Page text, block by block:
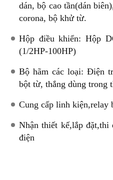
dán, bộ cao tần(dán
corona, bộ khử từ.
Hộp điều khiển: Hộp
(1/2HP-100HP)
Bộ hãm các loại: Điện
bột từ, thắng dùng trong
Cung cấp linh kiện,relay
Nhận thiết kế,lắp đặt,thi
điện